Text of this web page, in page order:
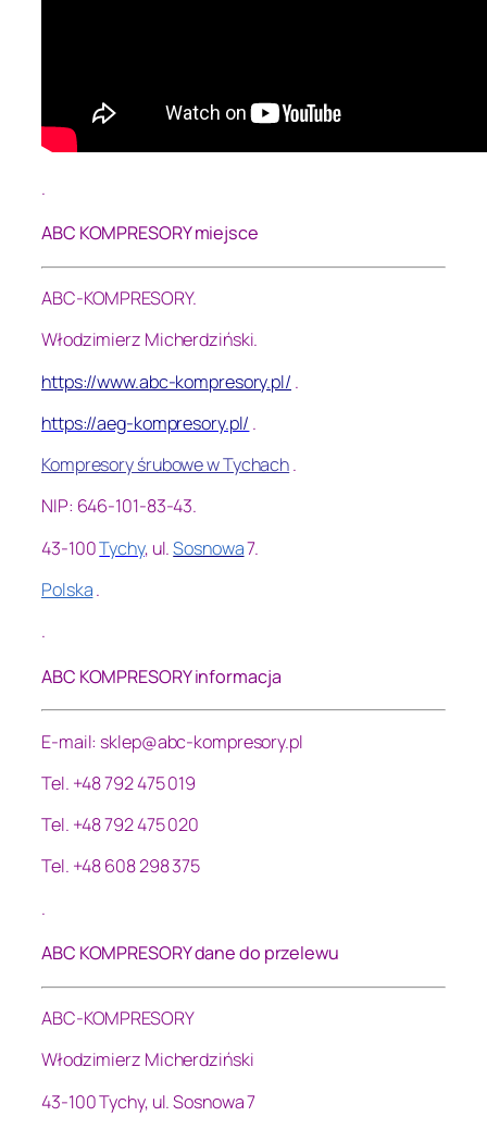
.
ABC KOMPRESORY miejsce
ABC-KOMPRESORY.
Włodzimierz Micherdziński.
https://www.abc-kompresory.pl/ .
https://aeg-kompresory.pl/ .
Kompresory śrubowe w Tychach.
NIP: 646-101-83-43.
43-100Tychy, ul.Sosnowa7.
Polska.
.
ABC KOMPRESORY informacja
E-mail: sklep@abc-kompresory.pl
Tel. +48 792 475 019
Tel. +48 792 475 020
Tel. +48 608 298 375
.
ABC KOMPRESORY dane do przelewu
ABC-KOMPRESORY
Włodzimierz Micherdziński
43-100 Tychy, ul. Sosnowa 7